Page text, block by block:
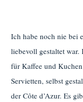
Ich habe noch nie bei
liebevoll gestaltet war.
für Kaffee und
Servietten, selbst
der Côte d’Azur. Es